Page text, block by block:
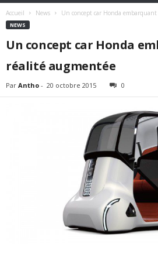
Accueil News Un concept car Honda
NEWS
Un concept car Honda
réalité augmentée
Par Antho - 20 octobre 2015 0